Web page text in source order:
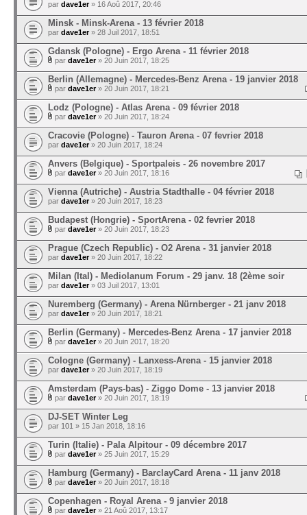
par dave1er» 16 Aoû 2017, 20:46
Minsk - Minsk-Arena - 13 février 2018
par dave1er» 28 Juil 2017, 18:51
Gdansk (Pologne) - Ergo Arena - 11 février 2018
par dave1er» 20 Juin 2017, 18:25
Berlin (Allemagne) - Mercedes-Benz Arena - 19 janvier 2018
par dave1er» 20 Juin 2017, 18:21
Lodz (Pologne) - Atlas Arena - 09 février 2018
par dave1er» 20 Juin 2017, 18:24
Cracovie (Pologne) - Tauron Arena - 07 fevrier 2018
par dave1er» 20 Juin 2017, 18:24
Anvers (Belgique) - Sportpaleis - 26 novembre 2017
par dave1er» 20 Juin 2017, 18:16
Vienna (Autriche) - Austria Stadthalle - 04 février 2018
par dave1er» 20 Juin 2017, 18:23
Budapest (Hongrie) - SportArena - 02 fevrier 2018
par dave1er» 20 Juin 2017, 18:23
Prague (Czech Republic) - O2 Arena - 31 janvier 2018
par dave1er» 20 Juin 2017, 18:22
Milan (Ital) - Mediolanum Forum - 29 janv. 18 (2ème soir
par dave1er» 03 Juil 2017, 13:01
Nuremberg (Germany) - Arena Nürnberger - 21 janv 2018
par dave1er» 20 Juin 2017, 18:21
Berlin (Germany) - Mercedes-Benz Arena - 17 janvier 2018
par dave1er» 20 Juin 2017, 18:20
Cologne (Germany) - Lanxess-Arena - 15 janvier 2018
par dave1er» 20 Juin 2017, 18:19
Amsterdam (Pays-bas) - Ziggo Dome - 13 janvier 2018
par dave1er» 20 Juin 2017, 18:19
DJ-SET Winter Leg
par 101 » 15 Jan 2018, 18:16
Turin (Italie) - Pala Alpitour - 09 décembre 2017
par dave1er» 25 Juin 2017, 15:29
Hamburg (Germany) - BarclayCard Arena - 11 janv 2018
par dave1er» 20 Juin 2017, 18:18
Copenhagen - Royal Arena - 9 janvier 2018
par dave1er» 21 Aoû 2017, 13:17